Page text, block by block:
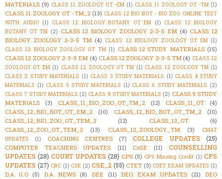
MATERIALS (9) CLASS 11 ZOOLOGY OT -EM (1) CLASS 11 ZOOLOGY OT -TM (1)
CLASS 11 ZOOLOGY OT -TM_2 (13) CLASS 12 BIO BOT - BIO ZOO ONLINE TEST
WITH AUDIO (1) CLASS 12 BIOLOGY BOTANY OT EM (1) CLASS 12 BIOLOGY
BOTANY OT TM (2) CLASS 12 BIOLOGY ZOOLOGY 2-3-5 EM (4) CLASS 12
BIOLOGY ZOOLOGY 2-3-5 TM (4) CLASS 12 BIOLOGY ZOOLOGY OT EM (1)
CLASS 12 BIOLOGY ZOOLOGY OT TM (1) CLASS 12 STUDY MATERIALS (15)
CLASS 12 ZOOLOGY 2-3-5 EM (4) CLASS 12 ZOOLOGY 2-3-5 TM (4) CLASS 12
ZOOLOGY OT EM (1) CLASS 12 ZOOLOGY OT TM (1) CLASS 12 ZOOLOGY TM (1)
CLASS 2 STUDY MATERIALS (1) CLASS 3 STUDY MATERIALS (1) CLASS 4 STUDY
MATERIALS (1) CLASS 5 STUDY MATERIALS (1) CLASS 6 STUDY MATERIALS (2)
CLASS 7 STUDY MATERIALS (2) CLASS 8 STUDY MATERIALS (2) CLASS 9 STUDY
MATERIALS
(3) CLASS_11_BIO_ZOO_OT_TM_2 (12) CLASS_11_OT
(4)
CLASS_12_BIO_BOT_OT_EM_2
(10) CLASS_12_BIO_BOT_OT_TM_2
(10)
CLASS_12_BIO_ZOO_OT_TEM_2
(12) CLASS_12_OT
(6)
CLASS_12_ZOO_OT_TEM_2
(13) CLASS_12_ZOOLOGY_TM (3)
CMAT
UPDATES
(1) COACHING CENTRES (7) COLLEGE UPDATES (25)
COMPUTER TEACHERS UPDATES (11) CoSE (11)
COUNSELLING
UPDATES (28) COURT UPDATES (28) CPS (5) CPS Missing Credit (1) CPS
UPDATES (27) CRC (1) CSE (2) CSE_2 (55) CTET (3) CUET EXAM UPDATES (1)
D.A G.O (5) D.A NEWS (8) DEE (11) DEO EXAM UPDATES (21)
DEO